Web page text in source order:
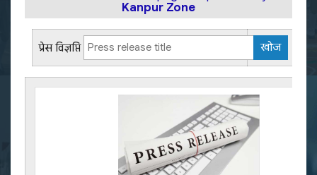
Kanpur Zone
प्रेस विज्ञप्ति